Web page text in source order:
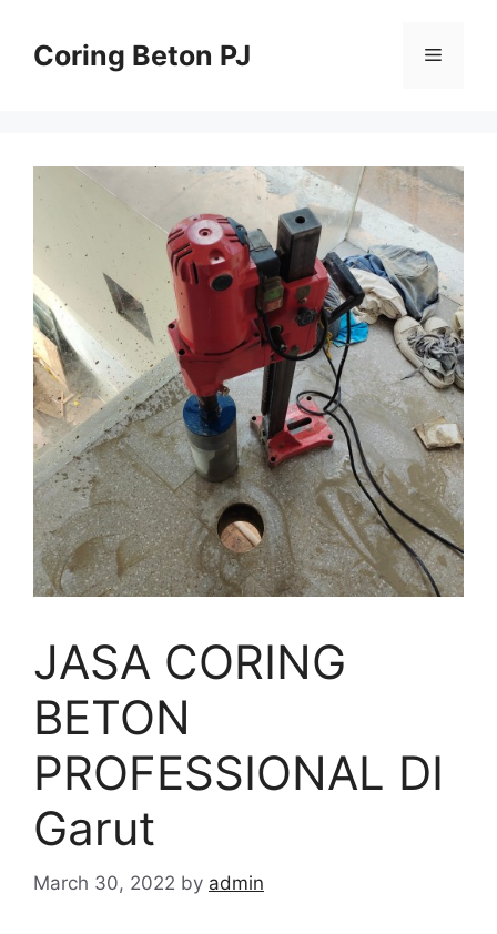
contentCoring Beton PJ Menu
JASA CORING
BETON
PROFESSIONAL DI
Garut
March 30, 2022 by admin